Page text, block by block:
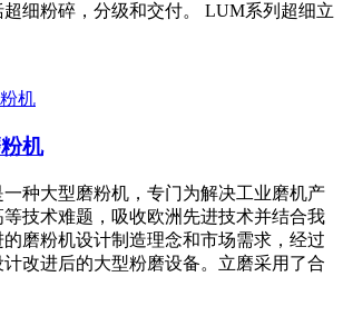
超细粉碎，分级和交付。 LUM系列超细立
机
种大型磨粉机，专门为解决工业磨机产
技术难题，吸收欧洲先进技术并结合我
磨粉机设计制造理念和市场需求，经过
改进后的大型粉磨设备。立磨采用了合